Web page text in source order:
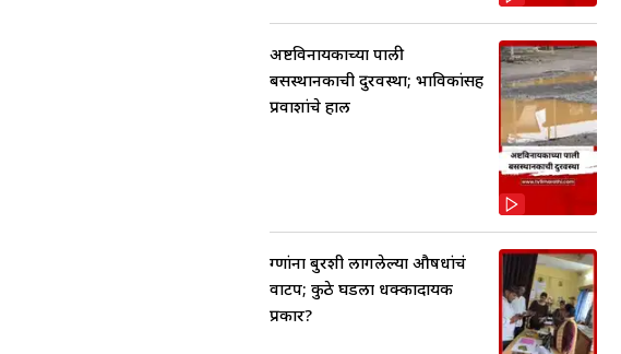
अष्टविनायकाच्या पाली
बसस्थानकाची दुरवस्था; भाविकांसह
प्रवाशांचे हाल
रुग्णांना बुरशी लागलेल्या औषधांचं
वाटप; कुठे घडला धक्कादायक
प्रकार?